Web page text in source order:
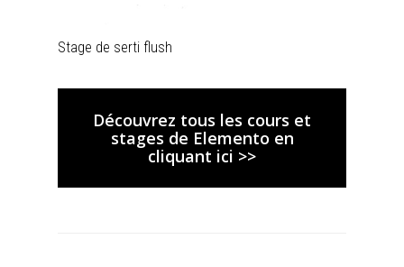
Stage de serti flush
Découvrez tous les cours et
stages de Elemento en
cliquant ici >>